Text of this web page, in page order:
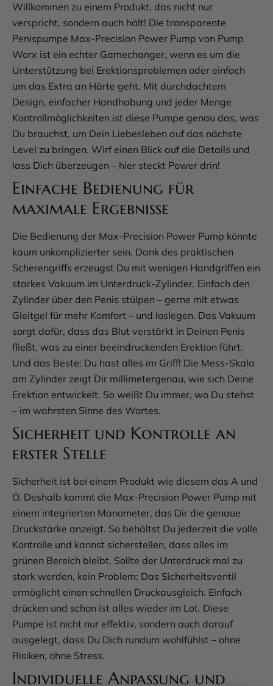
Willkommen zu einem Produkt, das nicht nur
verspricht, sondern auch hält! Die transparente
Penispumpe Max-Precision Power Pump von Pump
Worx ist ein echter Gamechanger, wenn es um die
Unterstützung bei Erektionsproblemen oder einfach
um das Extra an Härte geht. Mit durchdachtem
Design, einfacher Handhabung und jeder Menge
Kontrollmöglichkeiten ist diese Pumpe genau das, was
Du brauchst, um Dein Liebesleben auf das nächste
Level zu bringen. Wirf einen Blick auf die Details und
lass Dich überzeugen – hier steckt Power drin!
Einfache Bedienung für
maximale Ergebnisse
Die Bedienung der Max-Precision Power Pump könnte
kaum unkomplizierter sein. Dank des praktischen
Scherengriffs erzeugst Du mit wenigen Handgriffen ein
starkes Vakuum im Unterdruck-Zylinder. Einfach den
Zylinder über den Penis stülpen – gerne mit etwas
Gleitgel für mehr Komfort – und loslegen. Das Vakuum
sorgt dafür, dass das Blut verstärkt in Deinen Penis
fließt, was zu einer beeindruckenden Erektion führt.
Und das Beste: Du hast alles im Griff! Die Mess-Skala
am Zylinder zeigt Dir millimetergenau, wie sich Deine
Erektion entwickelt. So weißt Du immer, wo Du stehst
– im wahrsten Sinne des Wortes.
Sicherheit und Kontrolle an
erster Stelle
Sicherheit ist bei einem Produkt wie diesem das A und
O. Deshalb kommt die Max-Precision Power Pump mit
einem integrierten Manometer, das Dir die genaue
Druckstärke anzeigt. So behältst Du jederzeit die volle
Kontrolle und kannst sicherstellen, dass alles im
grünen Bereich bleibt. Sollte der Unterdruck mal zu
stark werden, kein Problem: Das Sicherheitsventil
ermöglicht einen schnellen Druckausgleich. Einfach
drücken und schon ist alles wieder im Lot. Diese
Pumpe ist nicht nur effektiv, sondern auch darauf
ausgelegt, dass Du Dich rundum wohlfühlst – ohne
Risiken, ohne Stress.
Individuelle Anpassung und